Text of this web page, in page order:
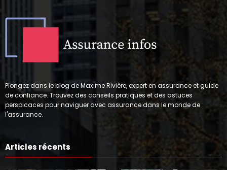
Plongez dans le blog de Maxime Rivière, expert en assurance et guide
de confiance. Trouvez des conseils pratiques et des astuces
perspicaces pour naviguer avec assurance dans le monde de
l'assurance.
Articles récents